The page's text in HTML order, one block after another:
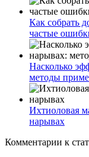
Как собрать
частые
Насколько
методы
Ихтиоловая
нарывах
Комментарии к